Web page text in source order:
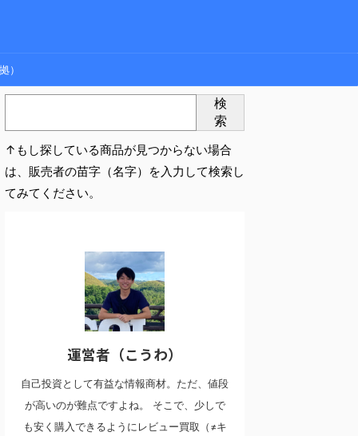
）
検
索
↑もし探している商品が見つからない場合
は、販売者の苗字（名字）を入力して検索し
てみてください。
運営者（こうわ）
自己投資として有益な情報商材。ただ、値段
が高いのが難点ですよね。 そこで、少しで
も安く購入できるようにレビュー買取（≠キ